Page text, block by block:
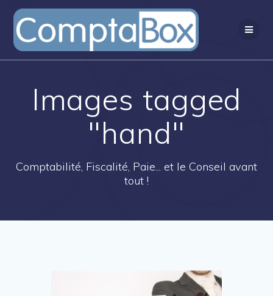
Passer
au
contenu
Images tagged
"hand"
Comptabilité, Fiscalité, Paie... et le Conseil avant
tout !